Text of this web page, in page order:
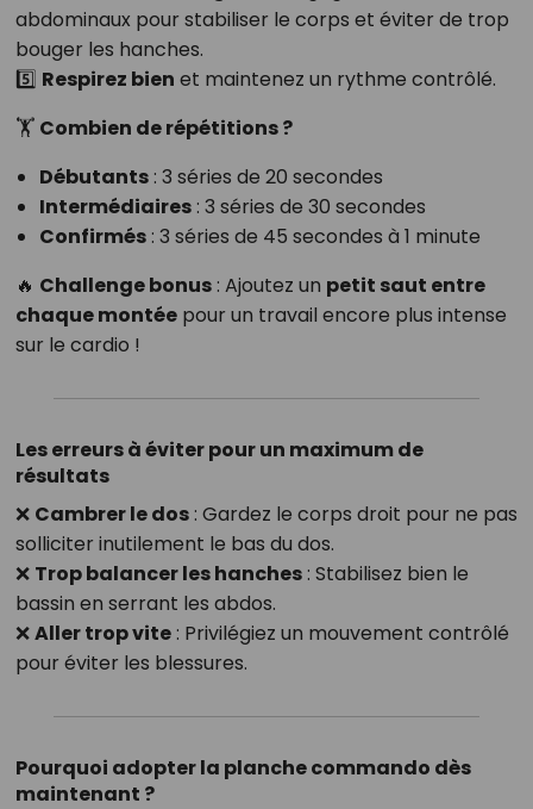
abdominaux pour stabiliser le corps et éviter de trop
bouger les hanches.
5️⃣ Respirez bien et maintenez un rythme contrôlé.
🏋 Combien de répétitions ?
Débutants: 3 séries de 20 secondes
Intermédiaires: 3 séries de 30 secondes
Confirmés: 3 séries de 45 secondes à 1 minute
🔥 Challenge bonus: Ajoutez un petit saut entre
chaque montéepour un travail encore plus intense
sur le cardio !
Les erreurs à éviter pour un maximum de
résultats
❌ Cambrer le dos: Gardez le corps droit pour ne pas
solliciter inutilement le bas du dos.
❌ Trop balancer les hanches: Stabilisez bien le
bassin en serrant les abdos.
❌Aller trop vite: Privilégiez un mouvement contrôlé
pour éviter les blessures.
Pourquoi adopter la planche commando dès
maintenant ?